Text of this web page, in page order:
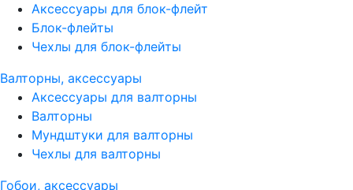
Аксессуары для блок-флейт
Блок-флейты
Чехлы для блок-флейты
Валторны, аксессуары
Аксессуары для валторны
Валторны
Мундштуки для валторны
Чехлы для валторны
Гобои, аксессуары